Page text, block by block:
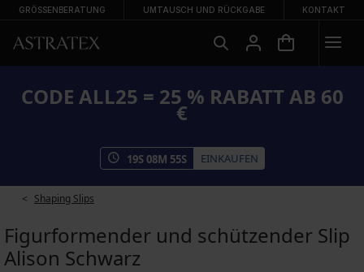
GRÖSSENBERATUNG UMTAUSCH UND RÜCKGABE KONTAKT
CODE ALL25 = 25 % RABATT AB 60
€
19S08M 54S EINKAUFEN
Shaping Slips
Figurformender und schützender Slip
Alison Schwarz